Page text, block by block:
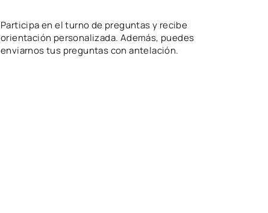
Participa en el turno de preguntas y recibe
orientación personalizada. Además, puedes
enviarnos tus preguntas con antelación.